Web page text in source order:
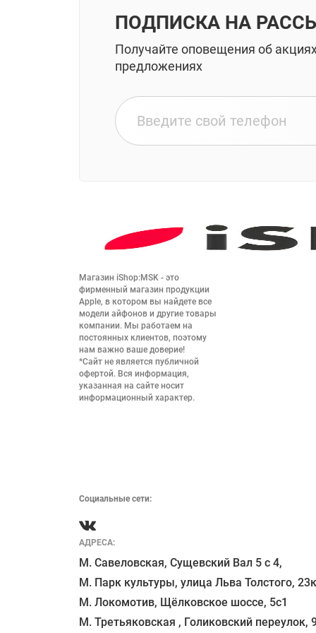
ПОДПИСКА НА
Получайте оповещения об
предложениях
Магазин iShop:MSK - это
фирменный магазин продукции
Apple, в котором вы найдете все
модели айфонов и другие товары
компании. Мы работаем на
постоянных клиентов, поэтому
нам важно ваше доверие!
*Сайт не является публичной
офертой. Вся информация,
указанная на сайте носит
информационный характер.
Социальные сети:
АДРЕСА:
М. Савеловская, Сущевский Вал 5 с 4,
М. Парк культуры, улица Льва Толстого,
М. Локомотив, Щёлковское шоссе, 5с1